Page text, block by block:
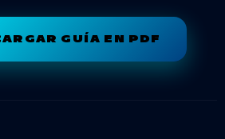
GUÍA EN PDF